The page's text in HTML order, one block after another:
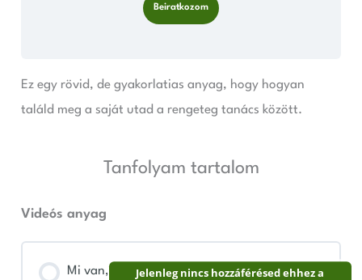
Beiratkozom
Ez egy rövid, de gyakorlatias anyag, hogy hogyan
találd meg a saját utad a rengeteg tanács között.
Tanfolyam tartalom
Videós anyag
Mi van,
Jelenleg nincs hozzáférésed ehhez a